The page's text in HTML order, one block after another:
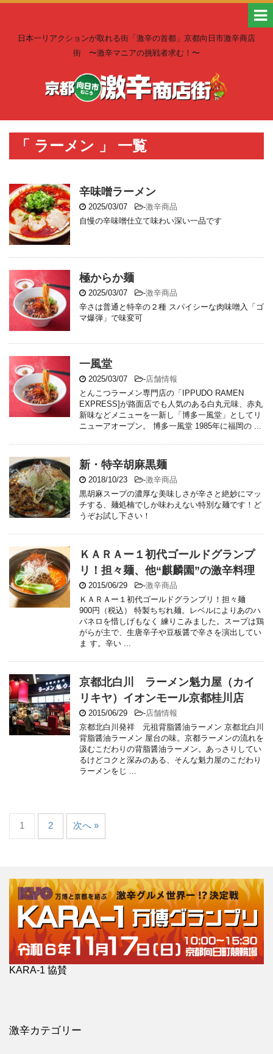
日本一リアクションが取れる街「激辛の首都」京都向日市激辛商店
街 〜激辛マニアの挑戦者求む！〜
「 ラーメン 」 一覧
辛味噌ラーメン
2025/03/07 -激辛商品
自慢の辛味噌仕立て味わい深い一品です
極からか麺
2025/03/07 -激辛商品
辛さは普通と特辛の２種 スパイシーな肉味噌入「ゴ
マ爆弾」で味変可
一風堂
2025/03/07 -店舗情報
とんこつラーメン専門店の「IPPUDO RAMEN
EXPRESS]が路面店でも人気のある白丸元味、赤丸
新味などメニューを一新し「博多一風堂」としてリ
ニューアオープン。 博多一風堂 1985年に福岡の ...
新・特辛胡麻黒麺
2018/10/23 -激辛商品
黒胡麻スープの濃厚な美味しさが辛さと絶妙にマッ
チする、麺処楠でしか味わえない特別な麺です！ど
うぞお試し下さい！
ＫＡＲＡー１初代ゴールドグランプ
リ！担々麺、他“麒麟園”の激辛料理
2015/06/29 -激辛商品
ＫＡＲＡー１初代ゴールドグランプリ！担々麺
900円（税込） 特製ちぢれ麺。レベルによりあのハ
バネロを惜しげもなく 練りこみました。スープは鶏
がらが主で、生唐辛子や豆板醤で辛さを演出してい
ま す。辛い ...
京都北白川 ラーメン魁力屋（カイ
リキヤ）イオンモール京都桂川店
2015/06/29 -店舗情報
京都北白川発祥 元祖背脂醤油ラーメン 京都北白川
背脂醤油ラーメン 屋台の味。京都ラーメンの流れを
汲むこだわりの背脂醤油ラーメン。あっさりしてい
るけどコクと深みのある、そんな魁力屋のこだわり
ラーメンをじ ...
1 2 次へ »
KARA-1 協賛
激辛カテゴリー